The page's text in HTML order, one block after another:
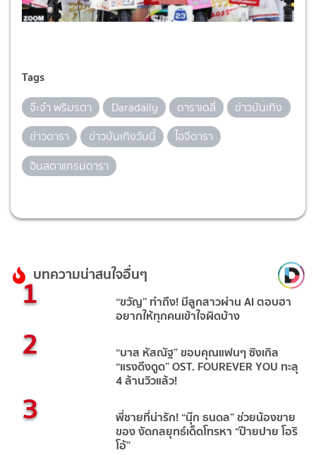
Tags
จ๊ะจ๋า พริมรตา Daradaily ดาราเดลี่
ข่าวบันเทิง
ข่าวดารา
ข่าวบันเทิงวันนี้
ไอจีดารา
อินสตาแกรมดารา
บทความน่าสนใจอื่นๆ
1 “ขวัญ” ทำถึง! มีลูกสาวผ่าน AI ตอบฮา
อยากให้ทุกคนเข้าใจผิดบ้าง
2 “บาส หัสณัฐ” ขอบคุณแฟนๆ ซิงเกิล
“แรงดึงดูด” OST. FOUREVER YOU ทะลุ
4 ล้านวิวแล้ว!
3 พี่ชายที่น่ารัก! “นุ๊ก ธนดล” ช่วยน้องขาย
ของ งัดกลยุทธ์เด็ดโทรหา “ป๊ายปาย โอริ
โอ้”